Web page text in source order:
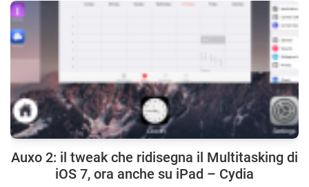
Auxo 2: il tweak che ridisegna il Multitasking di
iOS 7, ora anche su iPad – Cydia